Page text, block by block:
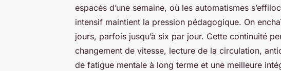
espacés d’une semaine, où les automatismes
intensif maintient la pression pédagogique. On
jours, parfois jusqu’à six par jour. Cette continuité
changement de vitesse, lecture de la circulation,
de fatigue mentale à long terme et une meilleure